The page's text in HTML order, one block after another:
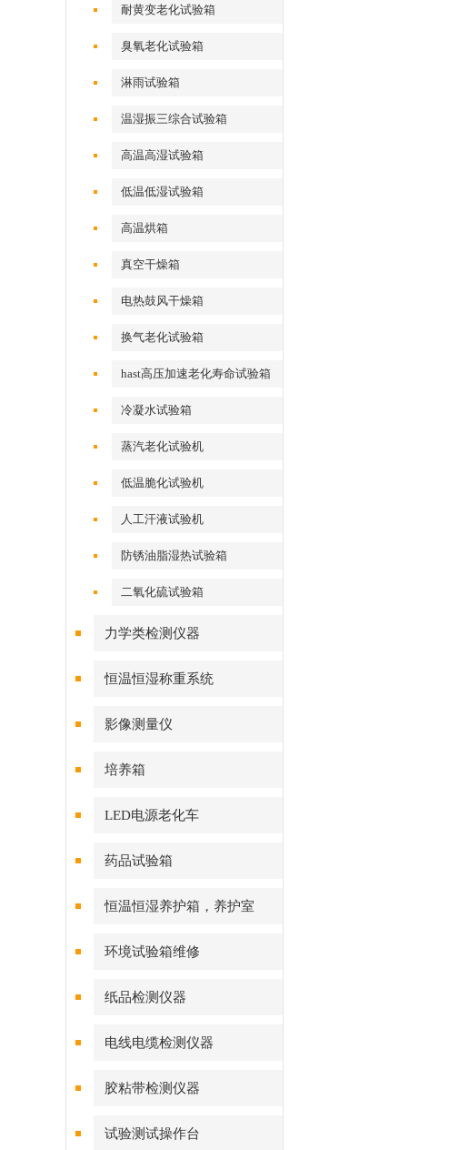
耐黄变老化试验箱
臭氧老化试验箱
淋雨试验箱
温湿振三综合试验箱
高温高湿试验箱
低温低湿试验箱
高温烘箱
真空干燥箱
电热鼓风干燥箱
换气老化试验箱
hast高压加速老化寿命试验箱
冷凝水试验箱
蒸汽老化试验机
低温脆化试验机
人工汗液试验机
防锈油脂湿热试验箱
二氧化硫试验箱
力学类检测仪器
恒温恒湿称重系统
影像测量仪
培养箱
LED电源老化车
药品试验箱
恒温恒湿养护箱，养护室
环境试验箱维修
纸品检测仪器
电线电缆检测仪器
胶粘带检测仪器
试验测试操作台